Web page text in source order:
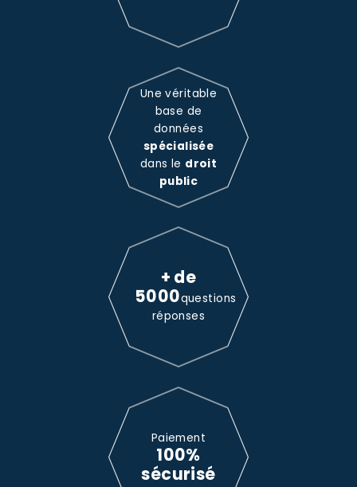
Une véritable
base de
données
spécialisée
dans le droit
public
+ de
5000questions
réponses
Paiement
100%
sécurisé